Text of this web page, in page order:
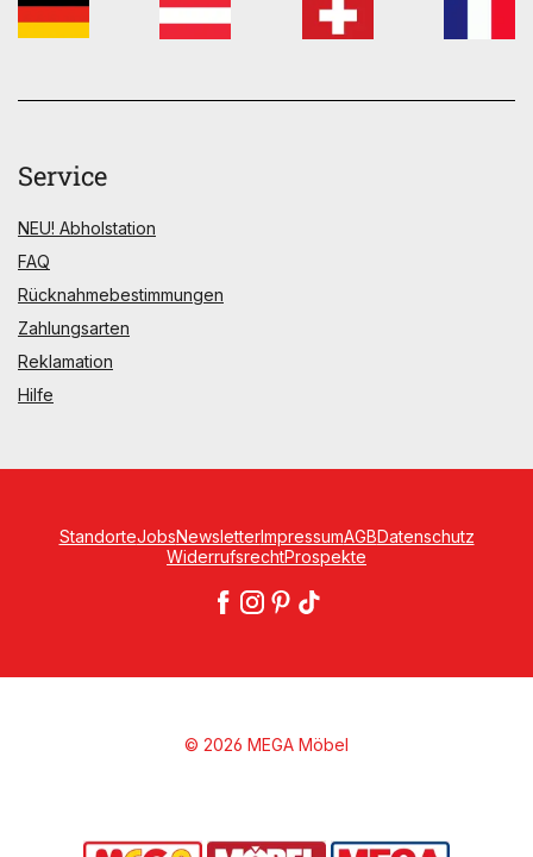
Service
NEU! Abholstation
FAQ
Rücknahmebestimmungen
Zahlungsarten
Reklamation
Hilfe
StandorteJobsNewsletterImpressumAGBDatenschutz
WiderrufsrechtProspekte
© 2026 MEGA Möbel